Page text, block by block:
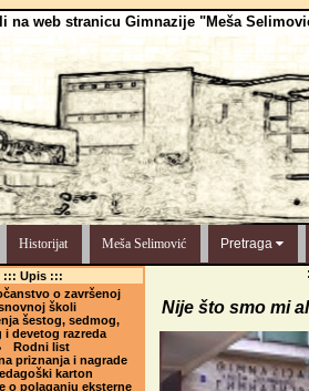
na web stranicu Gimnazije "Meša
Historijat Meša Selimović Pretraga
::: Upis :::
o završenoj
školi
šestog, sedmog,
i devetog razreda
Rodni list
priznanja i nagrade
karton
o polaganju eksterne
Nije što smo mi